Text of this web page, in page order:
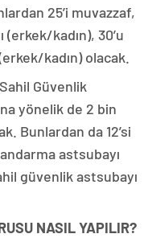
25’i muvazzaf,
(erkek/kadın), 30’u
kadın) olacak.
Güvenlik
yönelik de 2 bin
Bunlardan da 12’si
astsubayı
güvenlik astsubayı
NASIL YAPILIR?